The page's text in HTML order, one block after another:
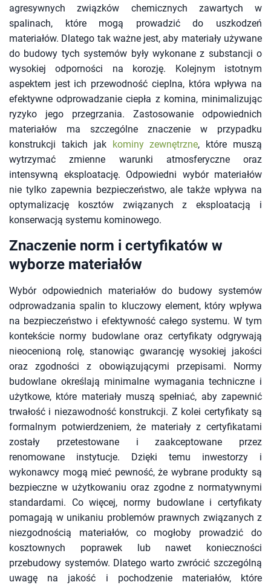
agresywnych związków chemicznych zawartych w
spalinach, które mogą prowadzić do uszkodzeń
materiałów. Dlatego tak ważne jest, aby materiały używane
do budowy tych systemów były wykonane z substancji o
wysokiej odporności na korozję. Kolejnym istotnym
aspektem jest ich przewodność cieplna, która wpływa na
efektywne odprowadzanie ciepła z komina, minimalizując
ryzyko jego przegrzania. Zastosowanie odpowiednich
materiałów ma szczególne znaczenie w przypadku
konstrukcji takich jak
kominy zewnętrzne, które muszą
wytrzymać zmienne warunki atmosferyczne oraz
intensywną eksploatację. Odpowiedni wybór materiałów
nie tylko zapewnia bezpieczeństwo, ale także wpływa na
optymalizację kosztów związanych z eksploatacją i
konserwacją systemu kominowego.
Znaczenie norm i certyfikatów w
wyborze materiałów
Wybór odpowiednich materiałów do budowy systemów
odprowadzania spalin to kluczowy element, który wpływa
na bezpieczeństwo i efektywność całego systemu. W tym
kontekście normy budowlane oraz certyfikaty odgrywają
nieocenioną rolę, stanowiąc gwarancję wysokiej jakości
oraz zgodności z obowiązującymi przepisami. Normy
budowlane określają minimalne wymagania techniczne i
użytkowe, które materiały muszą spełniać, aby zapewnić
trwałość i niezawodność konstrukcji. Z kolei certyfikaty są
formalnym potwierdzeniem, że materiały z certyfikatami
zostały przetestowane i zaakceptowane przez
renomowane instytucje. Dzięki temu inwestorzy i
wykonawcy mogą mieć pewność, że wybrane produkty są
bezpieczne w użytkowaniu oraz zgodne z normatywnymi
standardami. Co więcej, normy budowlane i certyfikaty
pomagają w unikaniu problemów prawnych związanych z
niezgodnością materiałów, co mogłoby prowadzić do
kosztownych poprawek lub nawet konieczności
przebudowy systemów. Dlatego warto zwrócić szczególną
uwagę na jakość i pochodzenie materiałów, które